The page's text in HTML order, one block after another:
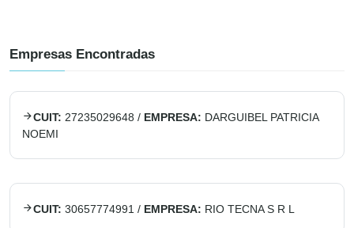
Empresas Encontradas
CUIT: 27235029648 / EMPRESA: DARGUIBEL PATRICIA
NOEMI
CUIT: 30657774991 / EMPRESA: RIO TECNA S R L